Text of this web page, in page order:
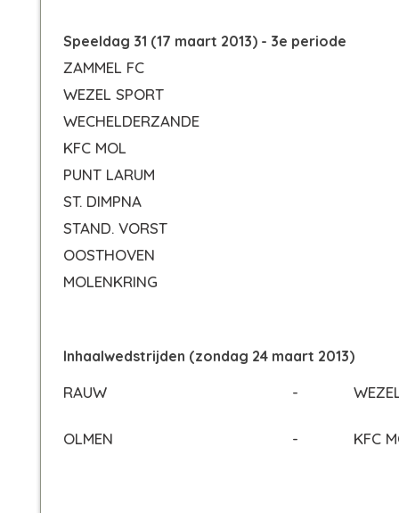
Speeldag 31 (17 maart 2013) - 3e periode
ZAMMEL FC
WEZEL SPORT
WECHELDERZANDE
KFC MOL
PUNT LARUM
ST. DIMPNA
STAND. VORST
OOSTHOVEN
MOLENKRING
Inhaalwedstrijden (zondag 24 maart 2013)
RAUW -
OLMEN - KFC